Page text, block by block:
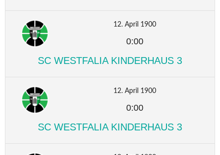
12. April 1900
0:00
SC WESTFALIA KINDERHAUS 3
12. April 1900
0:00
SC WESTFALIA KINDERHAUS 3